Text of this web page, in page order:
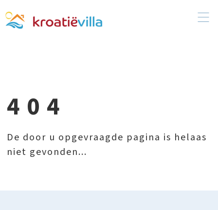
404
De door u opgevraagde pagina is helaas
niet gevonden...